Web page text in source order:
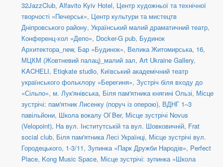
32JazzClub, Alfavito Kyiv Hotel, Центр художньої та технічної
творчості «Печерськ», Центр культури та мистецтв
Дніпровського району, Український малий драматичний театр,
Конференц-хол «Депо», Docker-G pub, Будинок
Архитектора_new, Бар «Будинок», Велика Житомирська, 16,
МЦКМ (Жовтневий палац)_малий зал, Art Ukraine Gallery,
KACHELI, Etiqkate studio, Київський академічний театр
українського фольклору «Берегиня», Зустріч біля входу до
«Сільпо», м. Лук'янівська, Біля пам'ятника княгині Ользі, Місце
зустрічі: пам'ятник Лисенку (поруч із оперою), ВДНГ 1–3
павільйони, Школа вокалу Ol`Ber, Місце зустрічі Novus
(Velopoint), На вул. Інститутській та вул. Шовковичній, Frat
social сlub, Біля пам'ятника Лесі Українці, Місце зустрічі вул.
Городецького, 1-3/11, Зупинка «Парк Дружби Народів», Perfect
Place, Kong Music Space, Місце зустрічі: зупинка «Школа